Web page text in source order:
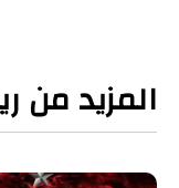
المزيد من